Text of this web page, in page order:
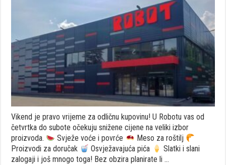
ROBOT
JE
POČELA!
Vikend je pravo vrijeme za odličnu kupovinu! U Robotu vas od
četvrtka do subote očekuju snižene cijene na veliki izbor
proizvoda.
Svježe voće i povrće
Meso za roštilj
Proizvodi za doručak
Osvježavajuća pića
Slatki i slani
zalogaji i još mnogo toga! Bez obzira planirate li …